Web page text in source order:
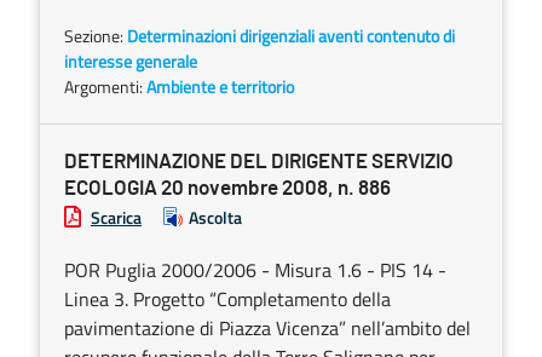
Sezione: Determinazioni dirigenziali aventi contenuto di
interesse generale
Argomenti:Ambiente e territorio
DETERMINAZIONE DEL DIRIGENTE SERVIZIO
ECOLOGIA 20 novembre 2008, n. 886
Scarica Ascolta
POR Puglia 2000/2006 - Misura 1.6 - PIS 14 -
Linea 3. Progetto “Completamento della
pavimentazione di Piazza Vicenza” nell’ambito del